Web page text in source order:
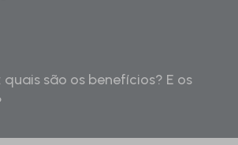
são os benefícios? E os